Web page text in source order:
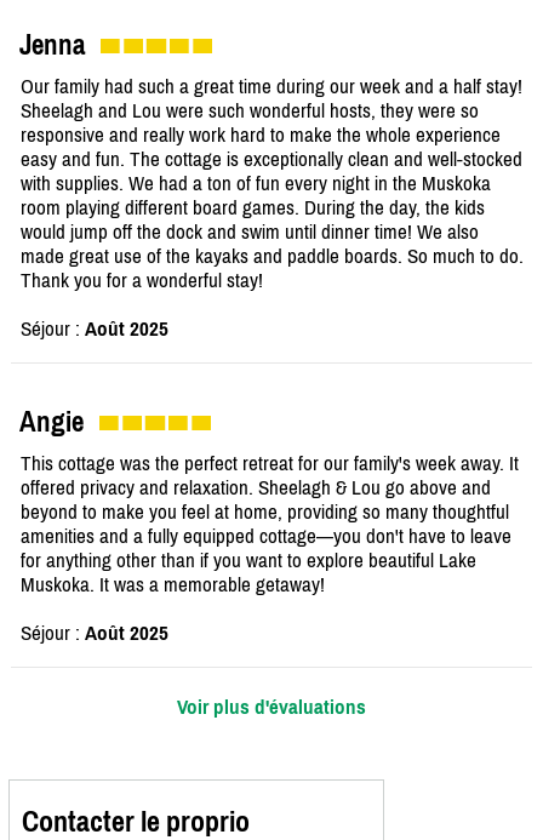
Jenna
Our family had such a great time during our week and a half stay!
Sheelagh and Lou were such wonderful hosts, they were so
responsive and really work hard to make the whole experience
easy and fun. The cottage is exceptionally clean and well-stocked
with supplies. We had a ton of fun every night in the Muskoka
room playing different board games. During the day, the kids
would jump off the dock and swim until dinner time! We also
made great use of the kayaks and paddle boards. So much to do.
Thank you for a wonderful stay!
Séjour : Août 2025
Angie
This cottage was the perfect retreat for our family's week away. It
offered privacy and relaxation. Sheelagh & Lou go above and
beyond to make you feel at home, providing so many thoughtful
amenities and a fully equipped cottage—you don't have to leave
for anything other than if you want to explore beautiful Lake
Muskoka. It was a memorable getaway!
Séjour : Août 2025
Voir plus d'évaluations
Contacter le proprio